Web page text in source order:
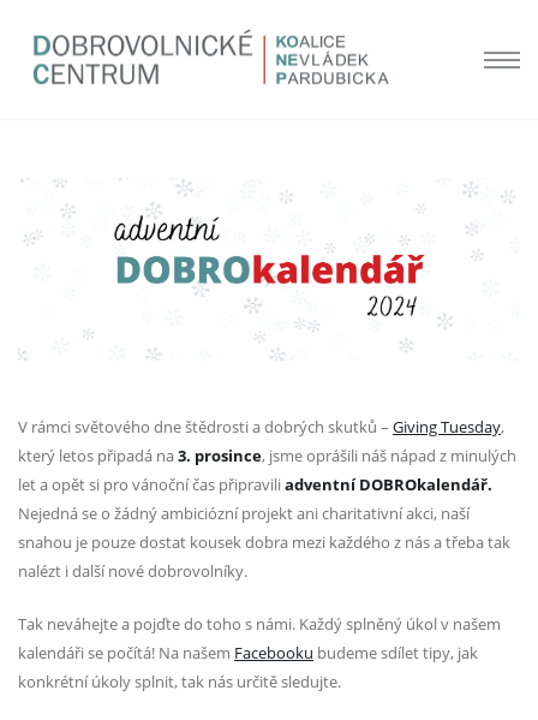
V rámci světového dne štědrosti a dobrých skutků – Giving Tuesday,
který letos připadá na3. prosince, jsme oprášili náš nápad z minulých
let a opět si pro vánoční čas připraviliadventní DOBROkalendář.
Nejedná se o žádný ambiciózní projekt ani charitativní akci, naší
snahou je pouze dostat kousek dobra mezi každého z nás a třeba tak
nalézt i další nové dobrovolníky.
Tak neváhejte a pojďte do toho s námi. Každý splněný úkol v našem
kalendáři se počítá! Na našem Facebooku budeme sdílet tipy, jak
konkrétní úkoly splnit, tak nás určitě sledujte.